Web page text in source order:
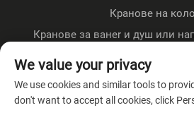
Кранове на
Кранове за ванer и душ или
Кранове с
Кухненски
We value your privacy
We use cookies and similar tools to
don't want to accept all cookies, click